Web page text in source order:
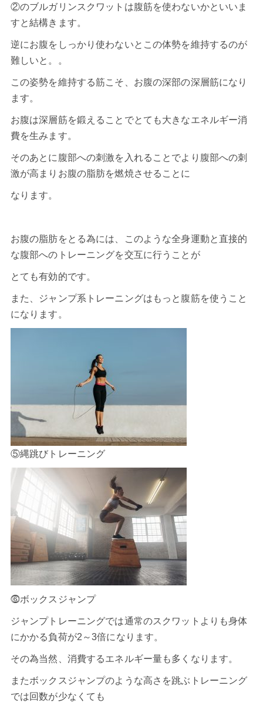
②のブルガリンスクワットは腹筋を使わないかといいま
すと結構きます。
逆にお腹をしっかり使わないとこの体勢を維持するのが
難しいと。。
この姿勢を維持する筋こそ、お腹の深部の深層筋になり
ます。
お腹は深層筋を鍛えることでとても大きなエネルギー消
費を生みます。
そのあとに腹部への刺激を入れることでより腹部への刺
激が高まりお腹の脂肪を燃焼させることに
なります。
お腹の脂肪をとる為には、このような全身運動と直接的
な腹部へのトレーニングを交互に行うことが
とても有効的です。
また、ジャンプ系トレーニングはもっと腹筋を使うこと
になります。
⑤縄跳びトレーニング
⓺ボックスジャンプ
ジャンプトレーニングでは通常のスクワットよりも身体
にかかる負荷が2～3倍になります。
その為当然、消費するエネルギー量も多くなります。
またボックスジャンプのような高さを跳ぶトレーニング
では回数が少なくても